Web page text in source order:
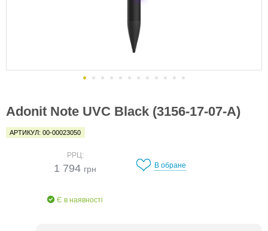
Adonit Note UVC Black (3156-17-07-A)
АРТИКУЛ: 00-00023050
РРЦ:
1 794 грн
Є в наявності
В обране